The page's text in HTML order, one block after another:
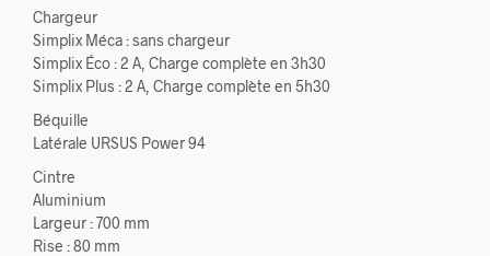
Chargeur
Simplix Méca : sans chargeur
Simplix Éco : 2 A, Charge complète en 3h30
Simplix Plus : 2 A, Charge complète en 5h30
Béquille
Latérale URSUS Power 94
Cintre
Aluminium
Largeur : 700 mm
Rise : 80 mm